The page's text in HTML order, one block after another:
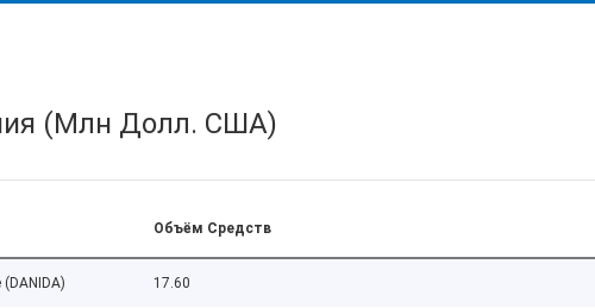
(Млн Долл. США)
Объём Средств
17.60